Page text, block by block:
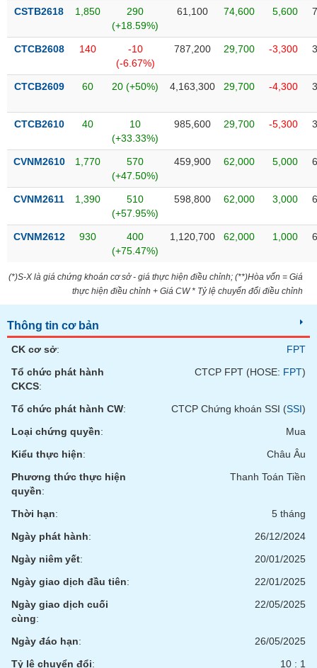
CSTB2618 1,850
290
(+18.59%)
61,100 74,600 5,600
CTCB2608 140
-10
(-6.67%)
787,200 29,700 -3,300
CTCB2609 60 20 (+50%) 4,163,300 29,700 -4,300
CTCB2610 40
10
(+33.33%)
985,600 29,700 -5,300
CVNM2610 1,770
570
(+47.50%)
459,900 62,000 5,000
CVNM2611 1,390
510
(+57.95%)
598,800 62,000 3,000
CVNM2612 930
400
(+75.47%)
1,120,700 62,000 1,000
(*)S-X là giá chứng khoán cơ sở - giá thực hiện điều chỉnh; (**)Hòa vốn = Giá
thực hiện điều chỉnh + Giá CW * Tỷ lệ chuyển đổi điều chỉnh
Thông tin cơ bản
CK cơ sở:
FPT
Tổ chức phát hành
CKCS:
CTCP FPT (HOSE: FPT)
Tổ chức phát hành CW: CTCP Chứng khoán SSI (SSI)
Loại chứng quyền:
Mua
Kiểu thực hiện:
Châu Âu
Phương thức thực hiện
quyền:
Thanh Toán Tiền
Thời hạn:
5 tháng
Ngày phát hành:
26/12/2024
Ngày niêm yết:
20/01/2025
Ngày giao dịch đầu tiên:
22/01/2025
Ngày giao dịch cuối
cùng:
22/05/2025
Ngày đáo hạn:
26/05/2025
Tỷ lệ chuyển đổi: 10 : 1
Sách
chính
thông
tài
Dữ
liệu
tài
chính